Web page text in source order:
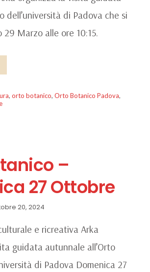
dell’università di Padova che si
29 Marzo alle ore 10:15.
, orto botanico, Orto Botanico Padova,
–
27 Ottobre
20, 2024
e ricreativa Arka
guidata autunnale all’Orto
di Padova Domenica 27